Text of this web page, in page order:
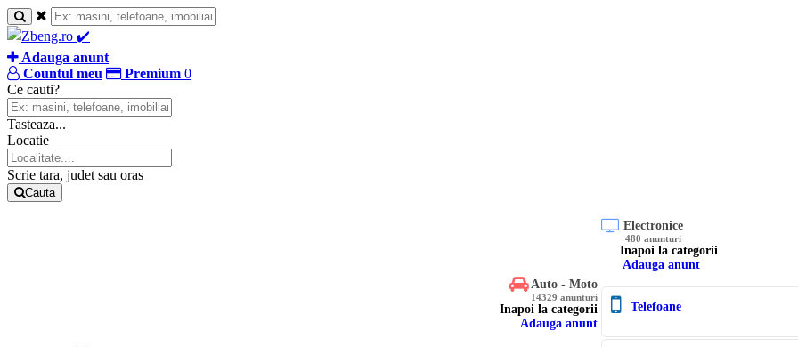
Adauga anunt
Countul meu
Premium 0
Ce cauti?
Tasteaza...
Locatie
Scrie tara, judet sau oras
Cauta
Auto - Moto
14329 anunturi
Inapoi la categorii
Adauga anunt
Electronice
480 anunturi
Inapoi la categorii
Adauga anunt
Telefoane